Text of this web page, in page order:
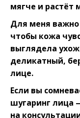
мягче и растёт
Для меня важно
чтобы кожа
выглядела
деликатный,
лице.⠀
Если вы
шугаринг лица
на